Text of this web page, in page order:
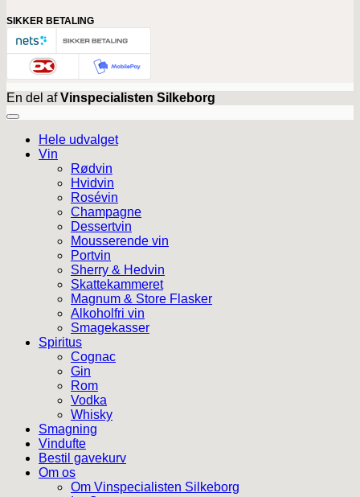
SIKKER BETALING
En del afVinspecialisten Silkeborg
Hele udvalget
Vin
Rødvin
Hvidvin
Rosévin
Champagne
Dessertvin
Mousserende vin
Portvin
Sherry & Hedvin
Skattekammeret
Magnum & Store Flasker
Alkoholfri vin
Smagekasser
Spiritus
Cognac
Gin
Rom
Vodka
Whisky
Smagning
Vindufte
Bestil gavekurv
Om os
Om Vinspecialisten Silkeborg